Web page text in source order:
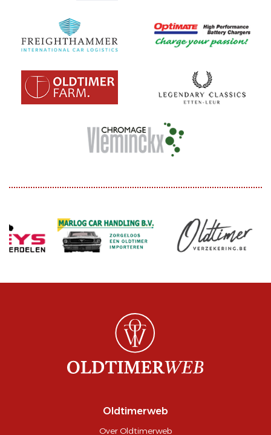
Oldtimerweb
Over Oldtimerweb